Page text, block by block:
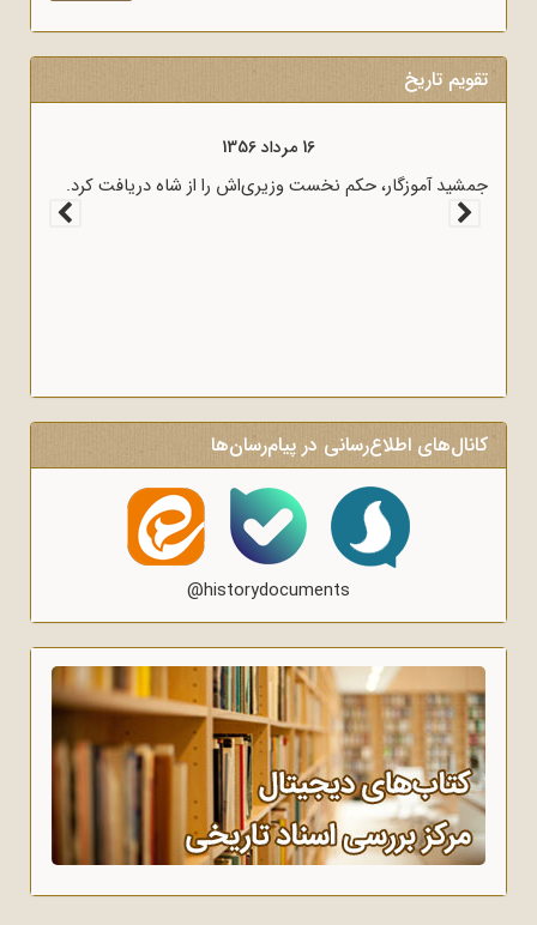
تقویم تاریخ
جمشید آموزگار، حکم نخست وزیری‌اش وعاظ در لبیک به پیام امام
و آگاه‌سازی در منبرهای ماه
کانال‌های اطلاع‌رسانی در پیام‌رسان‌ها
@historydocuments